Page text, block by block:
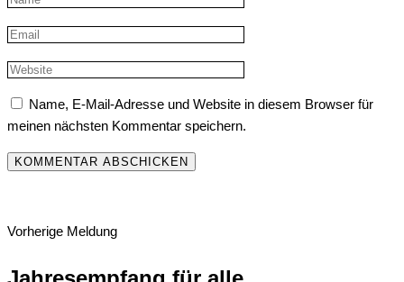
Name, E-Mail-Adresse und Website in diesem Browser für
meinen nächsten Kommentar speichern.
Vorherige Meldung